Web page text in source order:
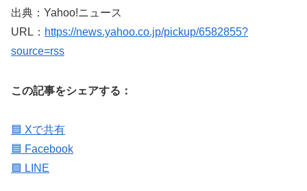
出典：Yahoo!ニュース
URL： https://news.yahoo.co.jp/pickup/6582855?
source=rss
この記事をシェアする：
🟦 Xで共有
🟦 Facebook
🟩 LINE